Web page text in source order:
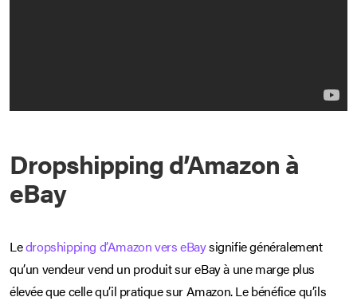
Dropshipping d’Amazon à
eBay
Ledropshipping d’Amazon vers eBaysignifie généralement
qu’un vendeur vend un produit sur eBay à une marge plus
élevée que celle qu’il pratique sur Amazon. Le bénéfice qu’ils